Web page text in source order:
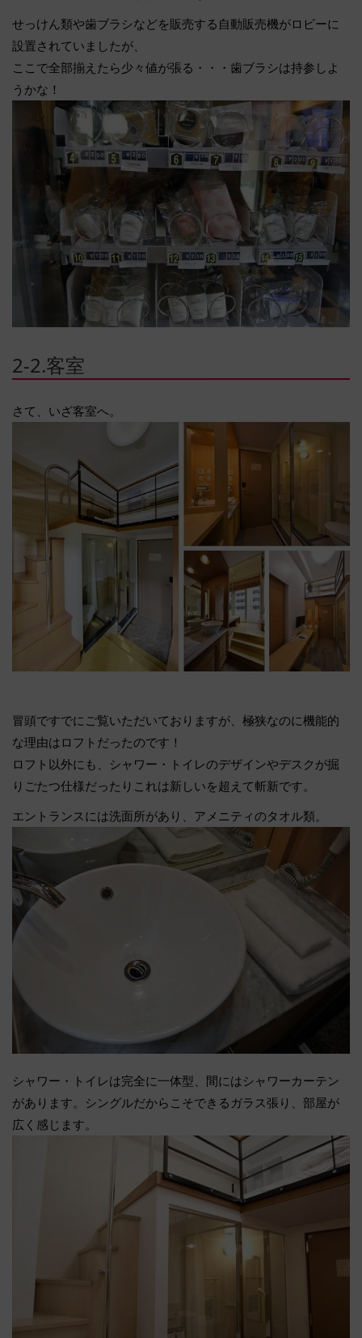
せっけん類や歯ブラシなどを販売する自動販売機がロビーに
設置されていましたが、
ここで全部揃えたら少々値が張る・・・歯ブラシは持参しよ
うかな！
2-2.客室
さて、いざ客室へ。
冒頭ですでにご覧いただいておりますが、極狭なのに機能的
な理由はロフトだったのです！
ロフト以外にも、シャワー・トイレのデザインやデスクが掘
りごたつ仕様だったりこれは新しいを超えて斬新です。
エントランスには洗面所があり、アメニティのタオル類。
シャワー・トイレは完全に一体型、間にはシャワーカーテン
があります。シングルだからこそできるガラス張り、部屋が
広く感じます。